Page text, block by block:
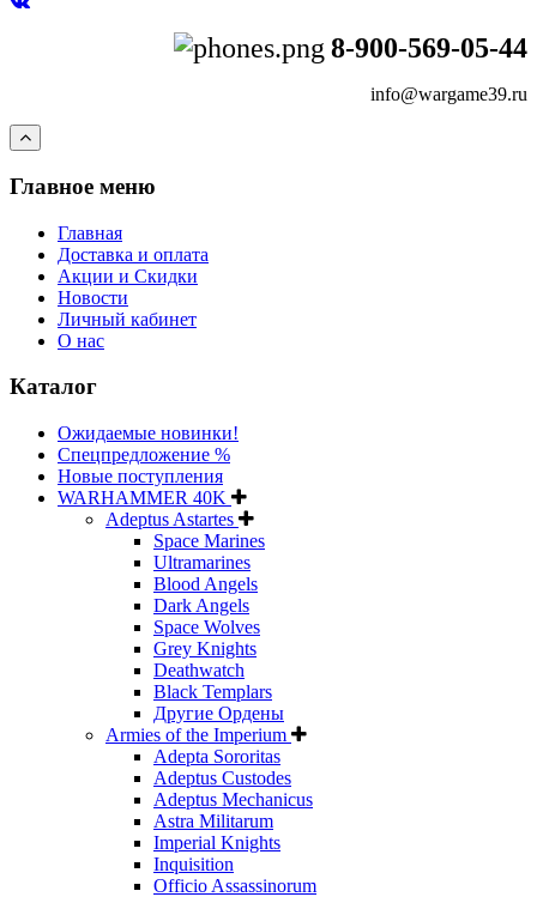
8-900-569-05-44
info@wargame39.ru
Главное меню
Главная
Доставка и оплата
Акции и Скидки
Новости
Личный кабинет
О нас
Каталог
Ожидаемые новинки!
Спецпредложение %
Новые поступления
WARHAMMER 40K
Adeptus Astartes
Space Marines
Ultramarines
Blood Angels
Dark Angels
Space Wolves
Grey Knights
Deathwatch
Black Templars
Другие Ордены
Armies of the Imperium
Adepta Sororitas
Adeptus Custodes
Adeptus Mechanicus
Astra Militarum
Imperial Knights
Inquisition
Officio Assassinorum